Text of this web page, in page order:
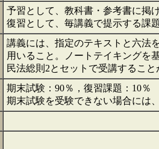
予習として、教科書・参考書に掲
復習として、毎講義で提示する課
講義には、指定のテキストと六法
用いること。ノートテイキングを
民法総則2とセットで受講するこ
期末試験：90％，復習課題：10％
期末試験を受験できない場合には